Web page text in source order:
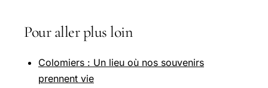
Pour aller plus loin
Colomiers : Un lieu où nos souvenirs
prennent vie